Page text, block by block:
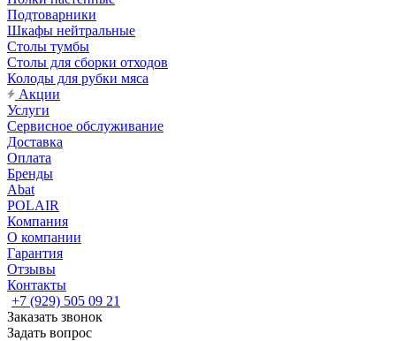
Подтоварники
Шкафы нейтральные
Столы тумбы
Столы для сборки отходов
Колоды для рубки мяса
Акции
Услуги
Сервисное обслуживание
Доставка
Оплата
Бренды
Abat
POLAIR
Компания
О компании
Гарантия
Отзывы
Контакты
+7 (929) 505 09 21
Заказать звонок
Задать вопрос